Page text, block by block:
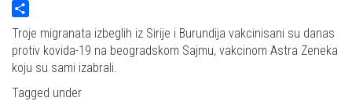
Twitter
Share
Troje migranata izbeglih iz Sirije i Burundija vakcinisani su danas
protiv kovida-19 na beogradskom Sajmu, vakcinom Astra Zeneka
koju su sami izabrali.
Tagged under